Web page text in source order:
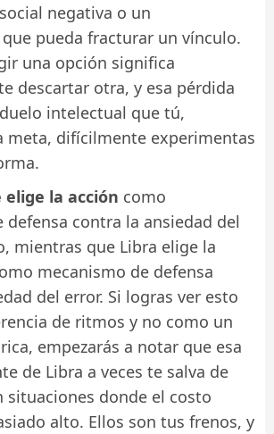
negativa o un
pueda fracturar un vínculo.
una opción significa
descartar otra, y esa pérdida
intelectual que tú,
meta, difícilmente experimentas
la acción como
defensa contra la ansiedad del
mientras que Libra elige la
mecanismo de defensa
del error. Si logras ver esto
de ritmos y no como un
empezarás a notar que esa
de Libra a veces te salva de
situaciones donde el costo
alto. Ellos son tus frenos, y